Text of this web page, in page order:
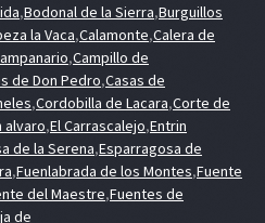
,Bodonal de la Sierra,Burguillos
la Vaca,Calamonte,Calera de
,Campillo de
de Don Pedro,Casas de
,Cordobilla de Lacara,Corte de
alvaro,El Carrascalejo,Entrin
de la Serena,Esparragosa de
,Fuenlabrada de los Montes,Fuente
del Maestre,Fuentes de
de